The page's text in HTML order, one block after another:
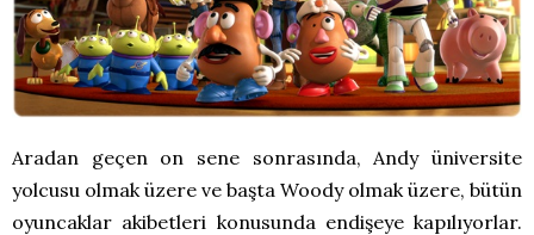
Aradan geçen on sene sonrasında, Andy üniversite
yolcusu olmak üzere ve başta Woody olmak üzere, bütün
oyuncaklar akibetleri konusunda endişeye kapılıyorlar.